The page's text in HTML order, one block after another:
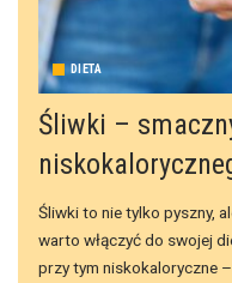
DIETA
Śliwki –
Śliwki to nie tylko pyszny,
warto włączyć do swojej
przy tym niskokaloryczne